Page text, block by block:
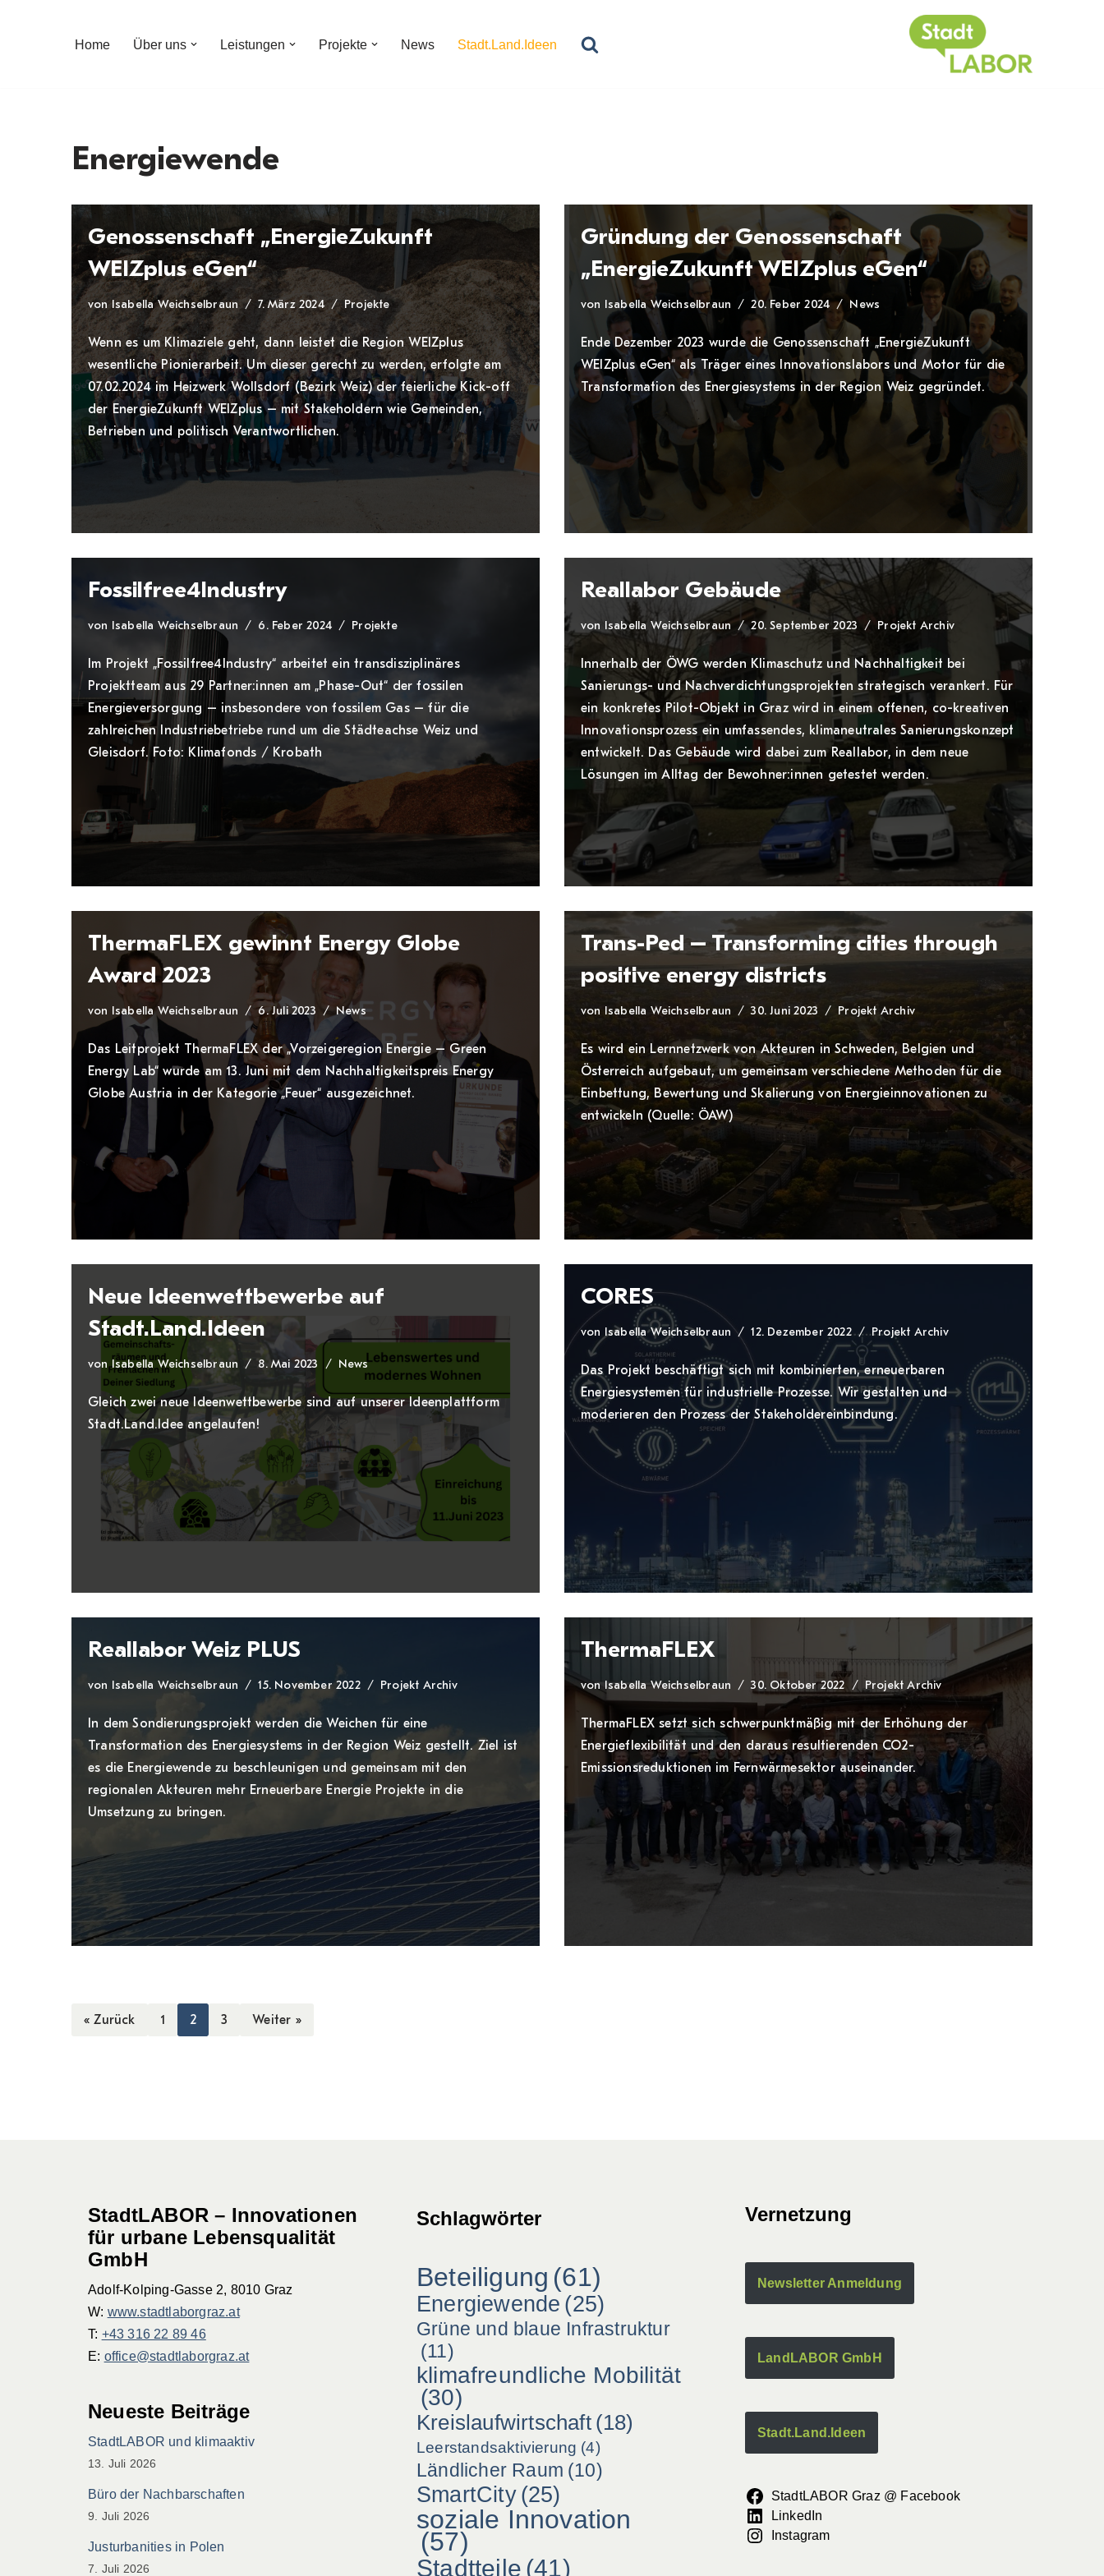
Home Über uns Leistungen Projekte News Stadt.Land.Ideen
Energiewende
Genossenschaft „EnergieZukunft
WEIZplus eGen“
vonIsabella Weichselbraun 7. März 2024 Projekte
Wenn es um Klimaziele geht, dann leistet die Region WEIZplus
wesentliche Pionierarbeit. Um dieser gerecht zu werden, erfolgte am
07.02.2024 im Heizwerk Wollsdorf (Bezirk Weiz) der feierliche Kick-off
der EnergieZukunft WEIZplus – mit Stakeholdern wie Gemeinden,
Betrieben und politisch Verantwortlichen.
Gründung der Genossenschaft
„EnergieZukunft WEIZplus eGen“
von Isabella Weichselbraun 20. Feber 2024 News
Ende Dezember 2023 wurde die Genossenschaft „EnergieZukunft
WEIZplus eGen“ als Träger eines Innovationslabors und Motor für die
Transformation des Energiesystems in der Region Weiz gegründet.
Fossilfree4Industry
von Isabella Weichselbraun 6. Feber 2024 Projekte
Im Projekt „Fossilfree4Industry“ arbeitet ein transdisziplinäres
Projektteam aus 29 Partner:innen am „Phase-Out“ der fossilen
Energieversorgung – insbesondere von fossilem Gas – für die
zahlreichen Industriebetriebe rund um die Städteachse Weiz und
Gleisdorf. Foto: Klimafonds / Krobath
Reallabor Gebäude
von Isabella Weichselbraun 20. September 2023 Projekt Archiv
Innerhalb der ÖWG werden Klimaschutz und Nachhaltigkeit bei
Sanierungs- und Nachverdichtungsprojekten strategisch verankert. Für
ein konkretes Pilot-Objekt in Graz wird in einem offenen, co-kreativen
Innovationsprozess ein umfassendes, klimaneutrales Sanierungskonzept
entwickelt. Das Gebäude wird dabei zum Reallabor, in dem neue
Lösungen im Alltag der Bewohner:innen getestet werden.
ThermaFLEX gewinnt Energy Globe
Award 2023
von Isabella Weichselbraun 6. Juli 2023 News
Das Leitprojekt ThermaFLEX der „Vorzeigeregion Energie – Green
Energy Lab“ wurde am 13. Juni mit dem Nachhaltigkeitspreis Energy
Globe Austria in der Kategorie „Feuer“ ausgezeichnet.
Trans-Ped – Transforming cities through
positive energy districts
von Isabella Weichselbraun 30. Juni 2023 Projekt Archiv
Es wird ein Lernnetzwerk von Akteuren in Schweden, Belgien und
Österreich aufgebaut, um gemeinsam verschiedene Methoden für die
Einbettung, Bewertung und Skalierung von Energieinnovationen zu
entwickeln (Quelle: ÖAW)
Neue Ideenwettbewerbe auf
Stadt.Land.Ideen
vonIsabella Weichselbraun 8. Mai 2023 News
Gleich zwei neue Ideenwettbewerbe sind auf unserer Ideenplattform
Stadt.Land.Idee angelaufen!
CORES
von Isabella Weichselbraun 12. Dezember 2022 Projekt Archiv
Das Projekt beschäftigt sich mit kombinierten, erneuerbaren
Energiesystemen für industrielle Prozesse. Wir gestalten und
moderieren den Prozess der Stakeholdereinbindung.
Reallabor Weiz PLUS
von Isabella Weichselbraun 15. November 2022 Projekt Archiv
In dem Sondierungsprojekt werden die Weichen für eine
Transformation des Energiesystems in der Region Weiz gestellt. Ziel ist
es die Energiewende zu beschleunigen und gemeinsam mit den
regionalen Akteuren mehr Erneuerbare Energie Projekte in die
Umsetzung zu bringen.
ThermaFLEX
von Isabella Weichselbraun 30. Oktober 2022 Projekt Archiv
ThermaFLEX setzt sich schwerpunktmäßig mit der Erhöhung der
Energieflexibilität und den daraus resultierenden CO2-
Emissionsreduktionen im Fernwärmesektor auseinander.
« Zurück 1 2 3 Weiter »
StadtLABOR – Innovationen
für urbane Lebensqualität
GmbH
Adolf-Kolping-Gasse 2, 8010 Graz
W: www.stadtlaborgraz.at
T: +43 316 22 89 46
E: office@stadtlaborgraz.at
Neueste Beiträge
StadtLABOR und klimaaktiv
13. Juli 2026
Büro der Nachbarschaften
9. Juli 2026
Justurbanities in Polen
7. Juli 2026
Schlagwörter
Beteiligung (61)
Energiewende (25)
Grüne und blaue Infrastruktur
(11)
klimafreundliche Mobilität
(30)
Kreislaufwirtschaft (18)
Leerstandsaktivierung (4)
Ländlicher Raum (10)
SmartCity(25)
soziale Innovation
(57)
Stadtteile (41)
Vernetzung
Newsletter Anmeldung
LandLABOR GmbH
Stadt.Land.Ideen
StadtLABOR Graz @ Facebook
LinkedIn
Instagram